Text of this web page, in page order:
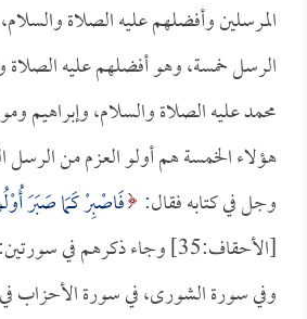
المرسلين وأفضلهم عليه الصلاة
الرسل خمسة، وهو أفضلهم عليه الصلاة
محمد عليه الصلاة والسلام،
هؤلاء الخمسة هم أولو العزم من الرسل
وجل في كتابه فقال: فَاصْبِرْ كَمَا صَبَرَ
[الأحقاف:35] وجاء ذكرهم في
وفي سورة الشورى، في سورة الأحزاب